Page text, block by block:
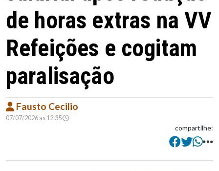
de horas extras na VV
Refeições e cogitam
paralisação
Fausto Cecilio
07/07/2026 as 12:35
compartilhe: